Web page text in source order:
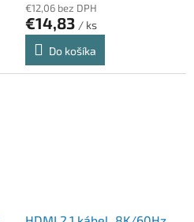
€12,06 bez DPH
€14,83 / ks
Do košíka